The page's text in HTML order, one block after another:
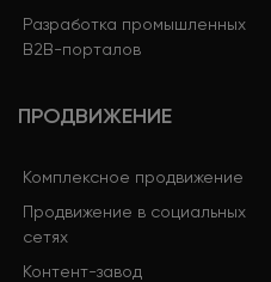
Разработка промышленных
B2B-порталов
ПРОДВИЖЕНИЕ
Комплексное продвижение
Продвижение в социальных
сетях
Контент-завод